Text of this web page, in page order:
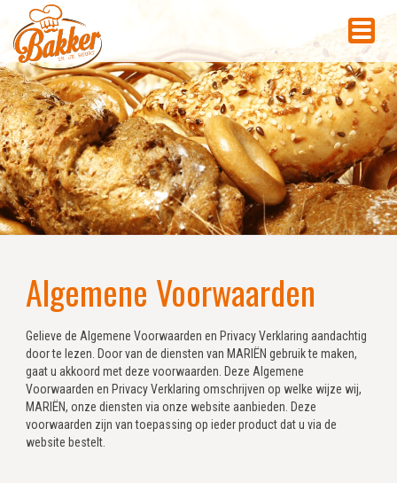
Algemene Voorwaarden
Gelieve de Algemene Voorwaarden en Privacy Verklaring aandachtig
door te lezen. Door van de diensten van MARIËN gebruik te maken,
gaat u akkoord met deze voorwaarden. Deze Algemene
Voorwaarden en Privacy Verklaring omschrijven op welke wijze wij,
MARIËN, onze diensten via onze website aanbieden. Deze
voorwaarden zijn van toepassing op ieder product dat u via de
website bestelt.